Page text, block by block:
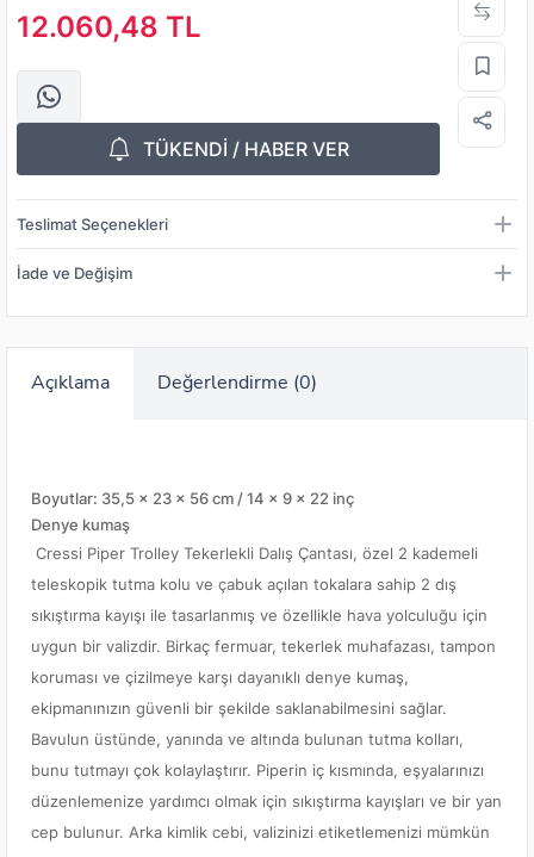
12.060,48 TL
TÜKENDİ / HABER VER
Teslimat Seçenekleri
İade ve Değişim
Açıklama Değerlendirme (0)
Boyutlar: 35,5 x 23 x 56 cm / 14 x 9 x 22 inç
Denye kumaş
Cressi Piper Trolley Tekerlekli Dalış Çantası, özel 2 kademeli
teleskopik tutma kolu ve çabuk açılan tokalara sahip 2 dış
sıkıştırma kayışı ile tasarlanmış ve özellikle hava yolculuğu için
uygun bir valizdir. Birkaç fermuar, tekerlek muhafazası, tampon
koruması ve çizilmeye karşı dayanıklı denye kumaş,
ekipmanınızın güvenli bir şekilde saklanabilmesini sağlar.
Bavulun üstünde, yanında ve altında bulunan tutma kolları,
bunu tutmayı çok kolaylaştırır. Piperin iç kısmında, eşyalarınızı
düzenlemenize yardımcı olmak için sıkıştırma kayışları ve bir yan
cep bulunur. Arka kimlik cebi, valizinizi etiketlemenizi mümkün